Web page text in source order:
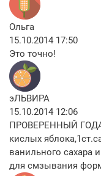
Ольга
15.10.2014 17:50
Это точно!
эЛЬВИРА
15.10.2014 12:06
ПРОВЕРЕННЫЙ
кислых
ванильного сахара
для смзывания